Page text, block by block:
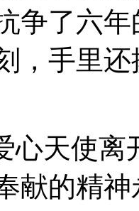
争了六
，手里
心天使离
献的精